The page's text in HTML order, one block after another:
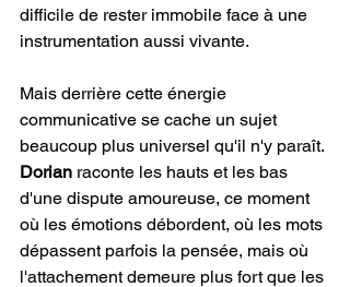
difficile de rester immobile face à une
instrumentation aussi vivante.
Mais derrière cette énergie
communicative se cache un sujet
beaucoup plus universel qu'il n'y paraît.
Dorian raconte les hauts et les bas
d'une dispute amoureuse, ce moment
où les émotions débordent, où les mots
dépassent parfois la pensée, mais où
l'attachement demeure plus fort que les